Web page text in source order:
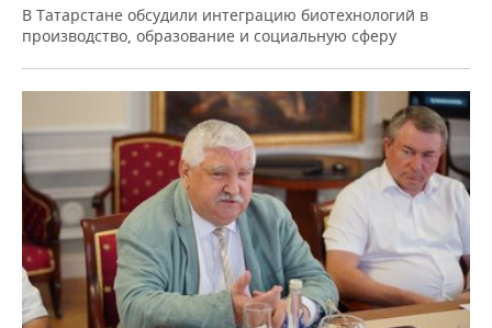
В Татарстане обсудили интеграцию биотехнологий в
производство, образование и социальную сферу